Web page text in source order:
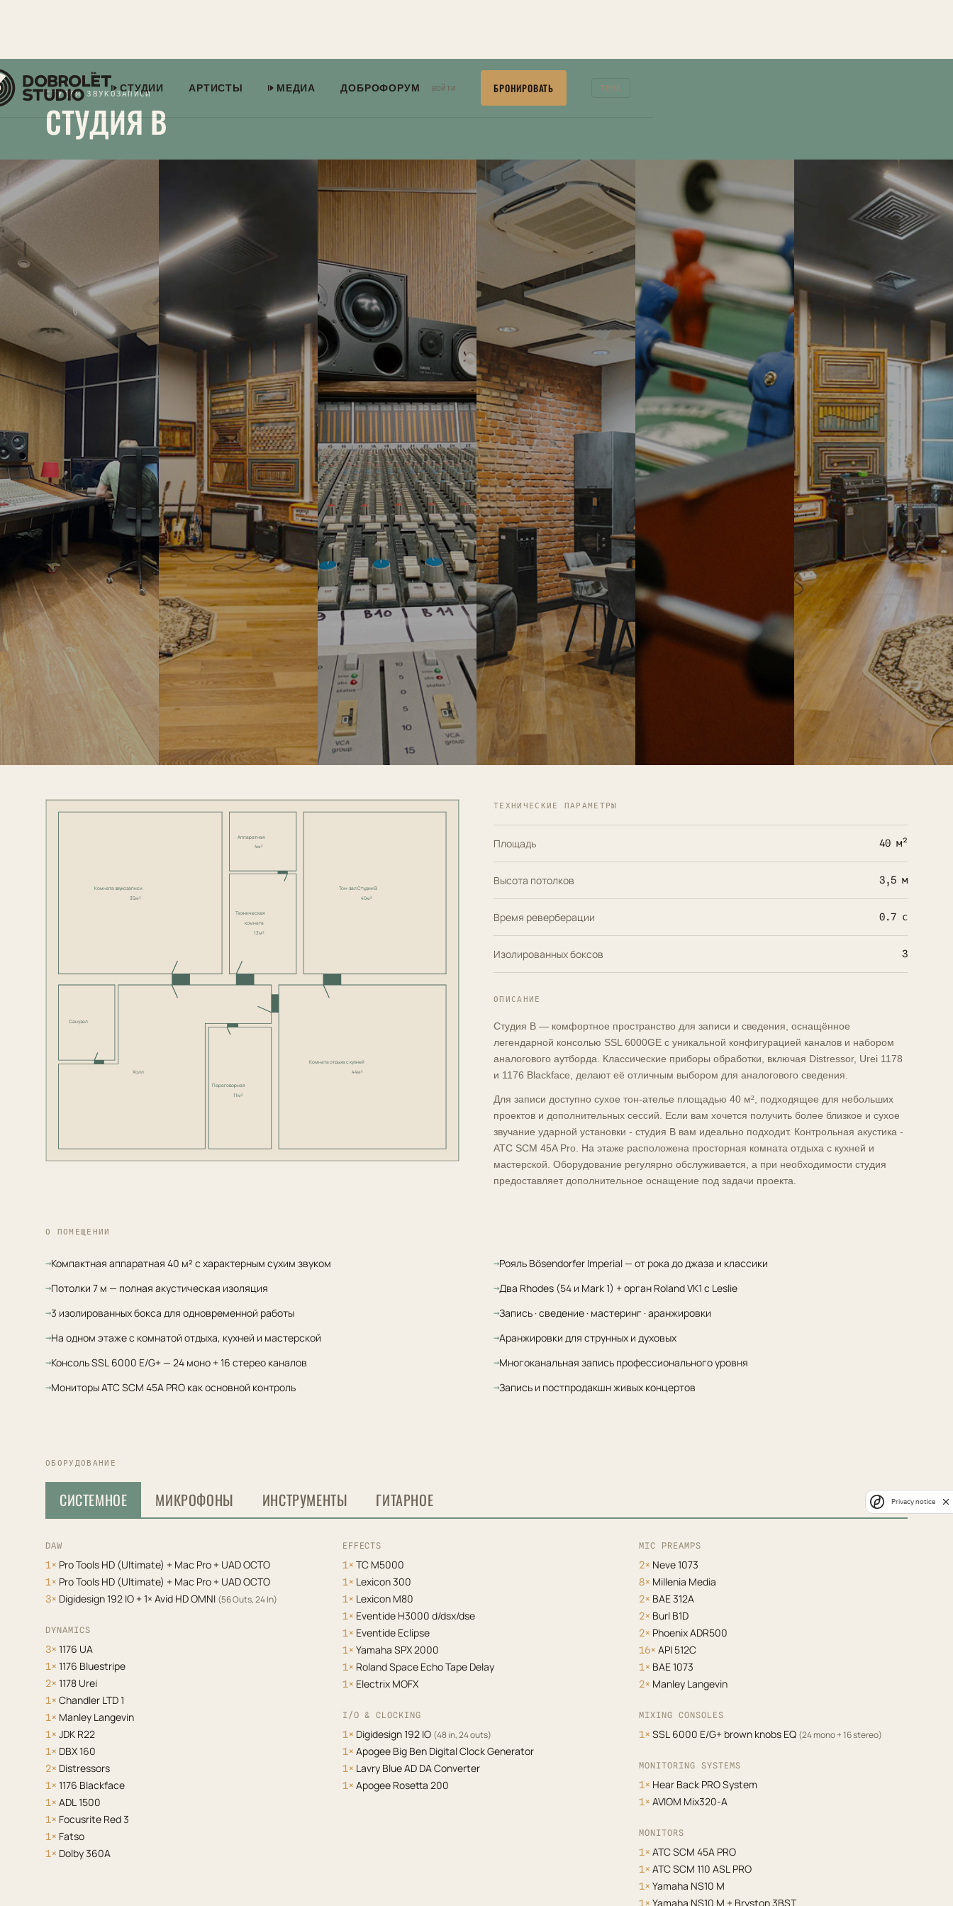
СТУДИИ АРТИСТЫ МЕДИА ДОБРОФОРУМ войти БРОНИРОВАТЬ ТЕМА
СТУДИЯ ЗВУКОЗАПИСИ
СТУДИЯ B
Тон-зал Студии B
40м²
Комната отдыха с кухней
44м²
Комната звукозаписи
35м²
Холл
Аппаратная
4м²
Переговорная
11м²
Санузел
Техническая
комната
13м²
ТЕХНИЧЕСКИЕ ПАРАМЕТРЫ
Площадь 40 м²
Высота потолков 3,5 м
Время реверберации 0.7 с
Изолированных боксов 3
ОПИСАНИЕ
Студия B — комфортное пространство для записи и сведения, оснащённое
легендарной консолью SSL 6000GE с уникальной конфигурацией каналов и набором
аналогового аутборда. Классические приборы обработки, включая Distressor, Urei 1178
и 1176 Blackface, делают её отличным выбором для аналогового сведения.
Для записи доступно сухое тон-ателье площадью 40 м², подходящее для небольших
проектов и дополнительных сессий. Если вам хочется получить более близкое и сухое
звучание ударной установки - студия В вам идеально подходит. Контрольная акустика -
ATC SCM 45A Pro. На этаже расположена просторная комната отдыха с кухней и
мастерской. Оборудование регулярно обслуживается, а при необходимости студия
предоставляет дополнительное оснащение под задачи проекта.
О ПОМЕЩЕНИИ
Компактная аппаратная 40 м² с характерным сухим звуком
Потолки 7 м — полная акустическая изоляция
3 изолированных бокса для одновременной работы
На одном этаже с комнатой отдыха, кухней и мастерской
Консоль SSL 6000 E/G+ — 24 моно + 16 стерео каналов
Мониторы ATC SCM 45A PRO как основной контроль
Рояль Bösendorfer Imperial — от рока до джаза и классики
Два Rhodes (54 и Mark 1) + орган Roland VK1 с Leslie
Запись · сведение · мастеринг · аранжировки
Аранжировки для струнных и духовых
Многоканальная запись профессионального уровня
Запись и постпродакшн живых концертов
ОБОРУДОВАНИЕ
СИСТЕМНОЕ МИКРОФОНЫ ИНСТРУМЕНТЫ ГИТАРНОЕ
DAW
1× Pro Tools HD (Ultimate) + Mac Pro + UAD OCTO
1× Pro Tools HD (Ultimate) + Mac Pro + UAD OCTO
3× Digidesign 192 IO + 1× Avid HD OMNI (56 Outs, 24 In)
DYNAMICS
3× 1176 UA
1× 1176 Bluestripe
2× 1178 Urei
1× Chandler LTD 1
1× Manley Langevin
1× JDK R22
1× DBX 160
2× Distressors
1× 1176 Blackface
1× ADL 1500
1× Focusrite Red 3
1× Fatso
1× Dolby 360A
EFFECTS
1× TC M5000
1× Lexicon 300
1× Lexicon M80
1× Eventide H3000 d/dsx/dse
1× Eventide Eclipse
1× Yamaha SPX 2000
1× Roland Space Echo Tape Delay
1× Electrix MOFX
I/O & CLOCKING
1× Digidesign 192 IO (48 in, 24 outs)
1× Apogee Big Ben Digital Clock Generator
1× Lavry Blue AD DA Converter
1× Apogee Rosetta 200
MIC PREAMPS
2× Neve 1073
8× Millenia Media
2× BAE 312A
2× Burl B1D
2× Phoenix ADR500
16× API 512C
1× BAE 1073
2× Manley Langevin
MIXING CONSOLES
1× SSL 6000 E/G+ brown knobs EQ (24 mono + 16 stereo)
MONITORING SYSTEMS
1× Hear Back PRO System
1× AVIOM Mix320-A
MONITORS
1× ATC SCM 45A PRO
1× ATC SCM 110 ASL PRO
1× Yamaha NS10 M
1× Yamaha NS10 M + Bryston 3BST
Privacy notice